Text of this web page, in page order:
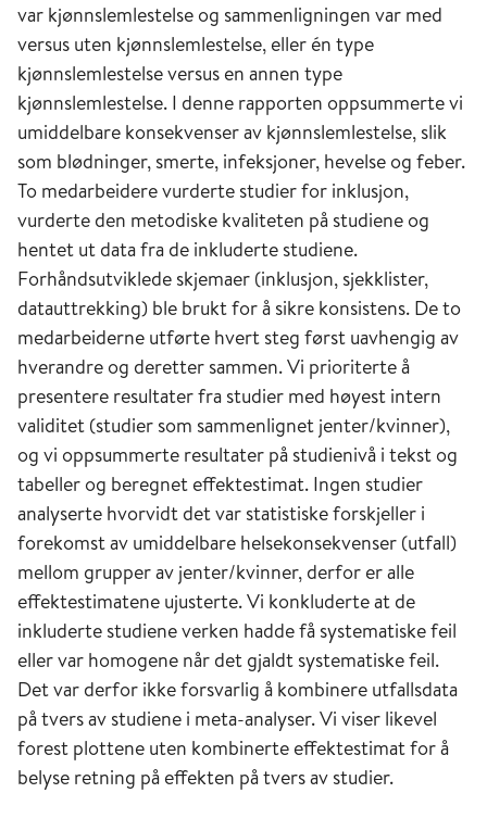
var kjønnslemlestelse og sammenligningen var med
versus uten kjønnslemlestelse, eller én type
kjønnslemlestelse versus en annen type
kjønnslemlestelse. I denne rapporten oppsummerte vi
umiddelbare konsekvenser av kjønnslemlestelse, slik
som blødninger, smerte, infeksjoner, hevelse og feber.
To medarbeidere vurderte studier for inklusjon,
vurderte den metodiske kvaliteten på studiene og
hentet ut data fra de inkluderte studiene.
Forhåndsutviklede skjemaer (inklusjon, sjekklister,
datauttrekking) ble brukt for å sikre konsistens. De to
medarbeiderne utførte hvert steg først uavhengig av
hverandre og deretter sammen. Vi prioriterte å
presentere resultater fra studier med høyest intern
validitet (studier som sammenlignet jenter/kvinner),
og vi oppsummerte resultater på studienivå i tekst og
tabeller og beregnet effektestimat. Ingen studier
analyserte hvorvidt det var statistiske forskjeller i
forekomst av umiddelbare helsekonsekvenser (utfall)
mellom grupper av jenter/kvinner, derfor er alle
effektestimatene ujusterte. Vi konkluderte at de
inkluderte studiene verken hadde få systematiske feil
eller var homogene når det gjaldt systematiske feil.
Det var derfor ikke forsvarlig å kombinere utfallsdata
på tvers av studiene i meta-analyser. Vi viser likevel
forest plottene uten kombinerte effektestimat for å
belyse retning på effekten på tvers av studier.